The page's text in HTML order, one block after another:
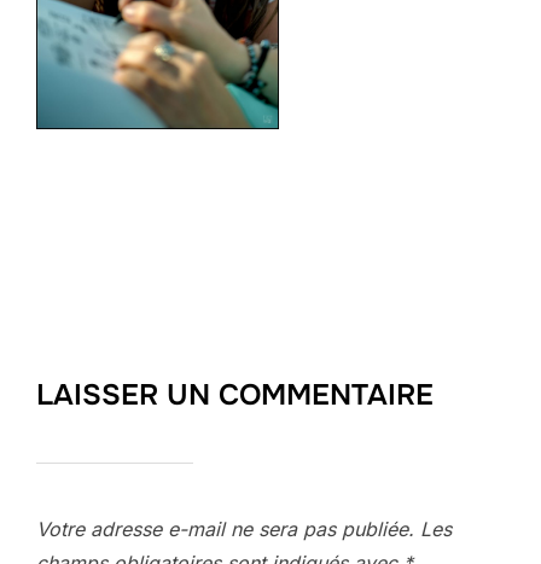
LAISSER UN COMMENTAIRE
Votre adresse e-mail ne sera pas publiée. Les